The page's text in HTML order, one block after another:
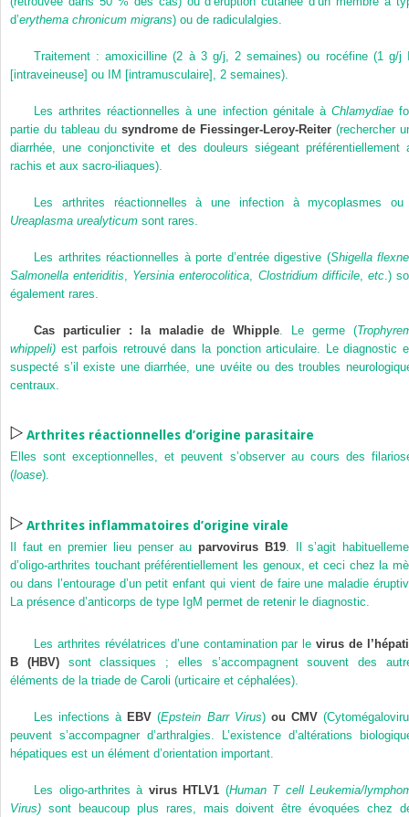
d’erythema chronicum migrans) ou de radiculalgies.
Traitement : amoxicilline (2 à 3 g/j, 2 semaines) ou rocéfine (1 g/j
[intraveineuse] ou IM [intramusculaire], 2 semaines).
Les arthrites réactionnelles à une infection génitale à Chlamydiae
partie du tableau du syndrome de Fiessinger-Leroy-Reiter (rechercher
diarrhée, une conjonctivite et des douleurs siégeant préférentiellement
rachis et aux sacro-iliaques).
Les arthrites réactionnelles à une infection à mycoplasmes
Ureaplasma urealyticum sont rares.
Les arthrites réactionnelles à porte d’entrée digestive (Shigella
Salmonella enteriditis
Yersinia enterocolitica Clostridium difficile, etc.)
également rares.
Cas particulier : la maladie de Whipple . Le germe (
whippeli) est parfois retrouvé dans la ponction articulaire. Le diagnostic
suspecté s’il existe une diarrhée, une uvéite ou des troubles
centraux.
Arthrites réactionnelles d’origine parasitaire
Elles sont exceptionnelles, et peuvent s’observer au cours des
(loase).
Arthrites inflammatoires d’origine virale
Il faut en premier lieu penser au parvovirus B19. Il s’agit
d’oligo-arthrites touchant préférentiellement les genoux, et ceci chez la
ou dans l’entourage d’un petit enfant qui vient de faire une maladie
La présence d’anticorps de type IgM permet de retenir le diagnostic.
Les arthrites révélatrices d’une contamination par levirus de
B (HBV)sont classiques ; elles s’accompagnent souvent des
éléments de la triade de Caroli (urticaire et céphalées).
Les infections à EBV (Epstein Barr Virus) ou CMV
peuvent s’accompagner d’arthralgies. L’existence d’altérations
hépatiques est un élément d’orientation important.
Les oligo-arthrites à virus HTLV1 (Human T cell Leukemia/
Virus) sont beaucoup plus rares, mais doivent être évoquées chez